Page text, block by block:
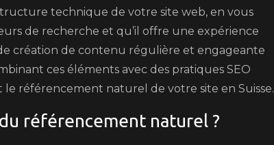
technique de votre site web, en vous
de recherche et qu’il offre une expérience
création de contenu régulière et engageante
ces éléments avec des pratiques SEO
référencement naturel de votre site en Suisse.
référencement naturel ?